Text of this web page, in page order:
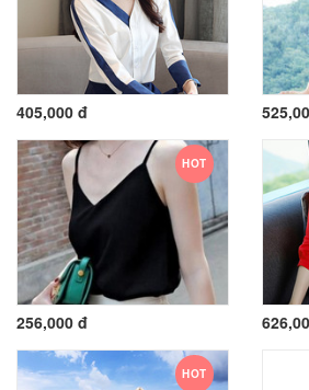
405,000 đ
HOT
256,000 đ
HOT